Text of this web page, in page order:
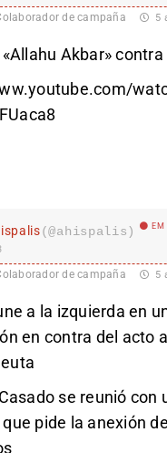
de campaña 5
Akbar»
(@ahispalis)
de campaña 5
a la izquierda en
en contra del acto
se reunió con
pide la anexión